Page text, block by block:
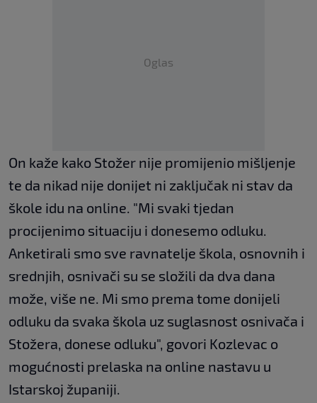
Oglas
On kaže kako Stožer nije promijenio mišljenje
te da nikad nije donijet ni zaključak ni stav da
škole idu na online. "Mi svaki tjedan
procijenimo situaciju i donesemo odluku.
Anketirali smo sve ravnatelje škola, osnovnih i
srednjih, osnivači su se složili da dva dana
može, više ne. Mi smo prema tome donijeli
odluku da svaka škola uz suglasnost osnivača i
Stožera, donese odluku", govori Kozlevac o
mogućnosti prelaska na online nastavu u
Istarskoj županiji.